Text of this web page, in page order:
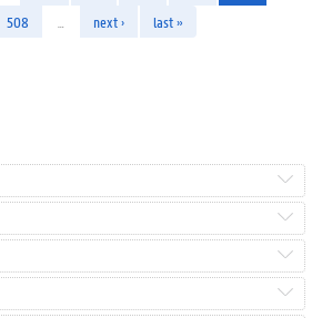
508 next › last »